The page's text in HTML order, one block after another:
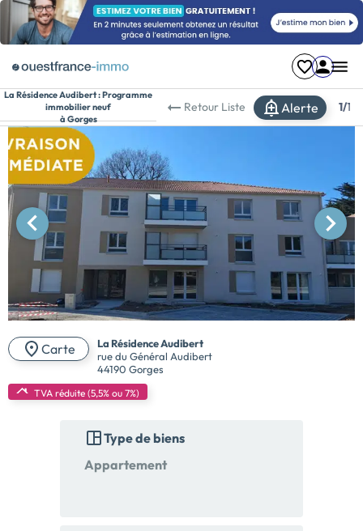
La Résidence Audibert :Programme
immobilier neuf
à Gorges
Retour Liste Alerte 1/1
Carte
La Résidence Audibert
rue du Général Audibert
44190 Gorges
TVA réduite (5,5% ou 7%)
Type de biens
Appartement